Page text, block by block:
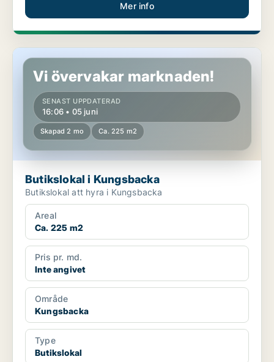
Mer info
Butikslokal i Kungsbacka
Vi övervakar marknaden!
SENAST UPPDATERAD
16:06 • 05 juni
Skapad 2 mo Ca. 225 m2
Butikslokal i Kungsbacka
Butikslokal att hyra i Kungsbacka
Areal
Ca. 225 m2
Pris pr. md.
Inte angivet
Område
Kungsbacka
Type
Butikslokal